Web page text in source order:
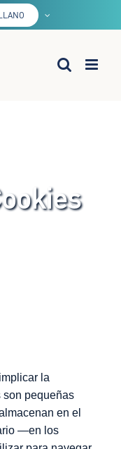
la
son pequeñas
en el
—en los